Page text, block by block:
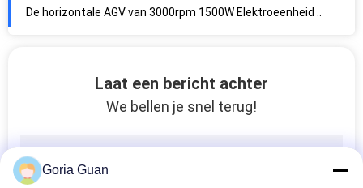
De horizontale AGV van 3000rpm 1500W Elektroeenheid van het Aandrijvingswiel
Laat een bericht achter
We bellen je snel terug!
Goria Guan